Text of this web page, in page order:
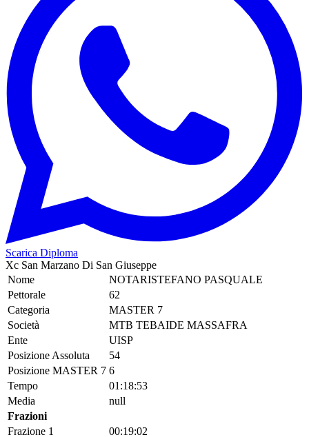
Scarica Diploma
Xc San Marzano Di San Giuseppe
Nome
NOTARISTEFANO PASQUALE
Pettorale
62
Categoria
MASTER 7
Società
MTB TEBAIDE MASSAFRA
Ente
UISP
Posizione Assoluta
54
Posizione MASTER 7 6
Tempo
01:18:53
Media
null
Frazioni
Frazione 1
00:19:02